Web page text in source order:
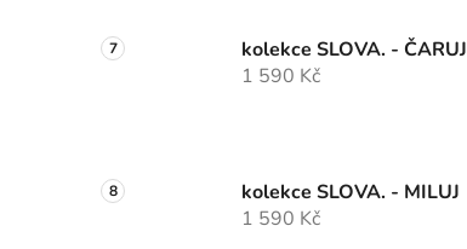
kolekce SLOVA. - ČARUJ
1 590 Kč
kolekce SLOVA. - MILUJ
1 590 Kč